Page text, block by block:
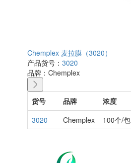
Chemplex 麦拉膜（3020）
产品货号： 3020
品牌： Chemplex
货号 品牌 浓度
3020
Chemplex 100个/包